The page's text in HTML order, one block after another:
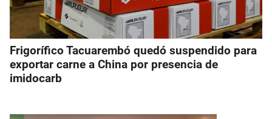
Frigorífico Tacuarembó quedó suspendido para
exportar carne a China por presencia de
imidocarb